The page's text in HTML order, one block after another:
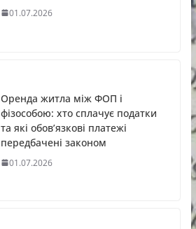
01.07.2026
Оренда житла між ФОП і
фізособою: хто сплачує податки
та які обов’язкові платежі
передбачені законом
01.07.2026